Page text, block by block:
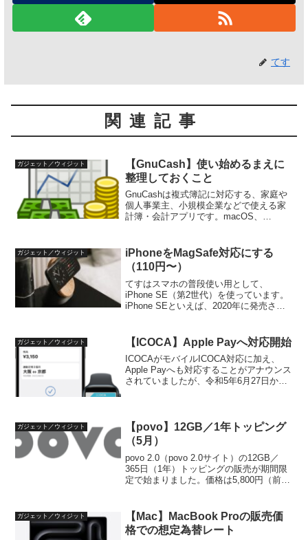
てす
関連記事
ガジェット／ウィジット
【GnuCash】使い始めるまえに
整理しておくこと
GnuCashは複式簿記に対応する、家庭や
個人事業主、小規模企業などで使える家
計簿・会計アプリです。macOS、
り、無料で利用できます。いきなりアプ
リを...
ガジェット／ウィジット
iPhoneをMagSafe対応にする
（110円〜）
てすはスマホの普段使い用として、
iPhone SE（第2世代）を使っています。
iPhone SEといえば、2020年に発売され
スに両面テープ貼り付けのカードケー...
ガジェット／ウィジット 【ICOCA】Apple Payへ対応開始
ICOCAがモバイルICOCA対応に加え、
Apple Payへも対応することがアナウンス
されていましたが、令和5年6月27日から
ガジェット／ウィジット
【povo】12GB／1年トッピング
（5月）
povo 2.0（povo 2.0サイト）の12GB／
365日（1年）トッピングの販売が期間限
定で始まりました。価格は5,800円（前月
タ量月当たり料金（税込...
ガジェット／ウィジット
【Mac】MacBook Proの販売価
格での想定為替レート